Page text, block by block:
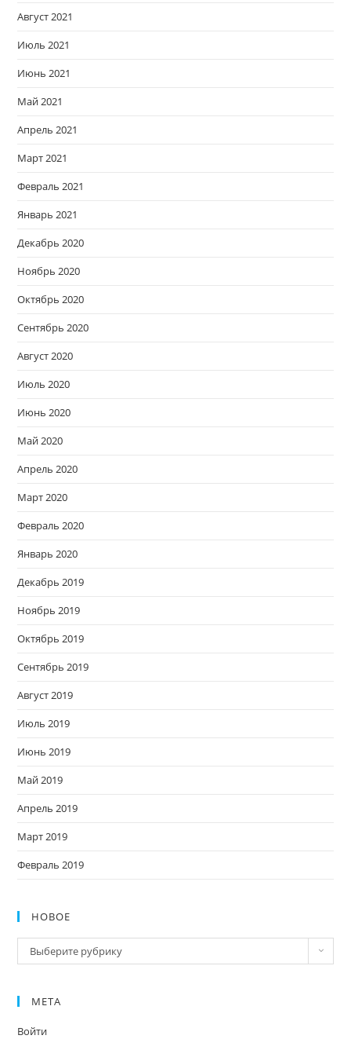
Август 2021
Июль 2021
Июнь 2021
Май 2021
Апрель 2021
Март 2021
Февраль 2021
Январь 2021
Декабрь 2020
Ноябрь 2020
Октябрь 2020
Сентябрь 2020
Август 2020
Июль 2020
Июнь 2020
Май 2020
Апрель 2020
Март 2020
Февраль 2020
Январь 2020
Декабрь 2019
Ноябрь 2019
Октябрь 2019
Сентябрь 2019
Август 2019
Июль 2019
Июнь 2019
Май 2019
Апрель 2019
Март 2019
Февраль 2019
НОВОЕ
Новое
Выберите рубрику
МЕТА
Войти